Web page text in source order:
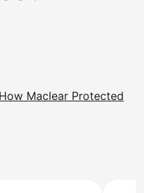
Maclear Protected